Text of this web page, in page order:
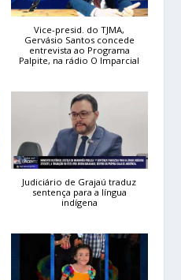
Vice-presid. do TJMA,
Gervásio Santos concede
entrevista ao Programa
Palpite, na rádio O Imparcial
Judiciário de Grajaú traduz
sentença para a língua
indígena